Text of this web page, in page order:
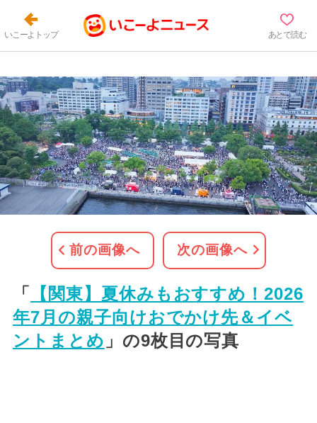
いこーよトップ あとで読む
前の画像へ 次の画像へ
「
【関東】夏休みもおすすめ！2026
年7月の親子向けおでかけ先＆イベ
ントまとめ 」の9枚目の写真